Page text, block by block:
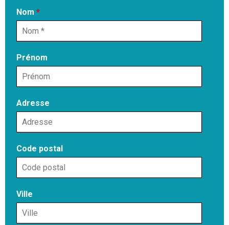
Nom *
Prénom
Adresse
Code postal
Ville